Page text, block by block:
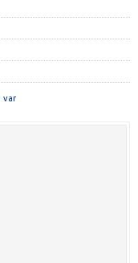
var